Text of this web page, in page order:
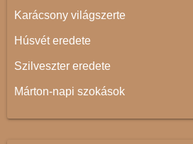
Karácsony világszerte
Húsvét eredete
Szilveszter eredete
Márton-napi szokások